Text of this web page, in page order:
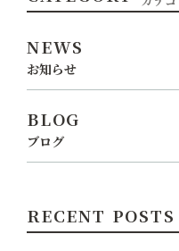
NEWS
お知らせ
BLOG
ブログ
RECENT POSTS